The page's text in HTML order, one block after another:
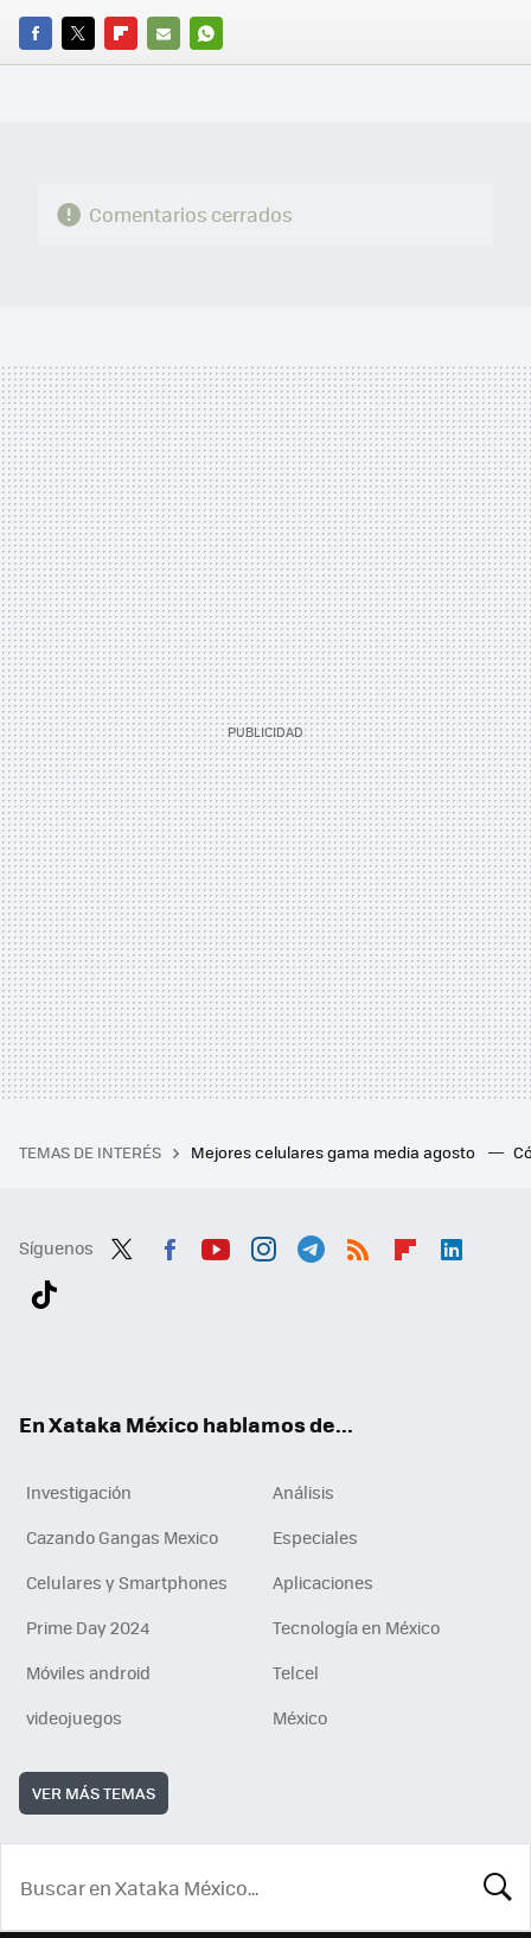
FACEBOOK
TWITTERFLIPBOARD
E-
WHATSAPP
Comentarios cerrados
TEMAS DE INTERÉS Mejores celulares gama media agosto
Síguenos
En Xataka México hablamos de...
Investigación
Análisis
Cazando Gangas Mexico
Especiales
Celulares y Smartphones
Aplicaciones
Prime Day 2024
Tecnología en México
Móviles android
Telcel
videojuegos
México
VER MÁS TEMAS